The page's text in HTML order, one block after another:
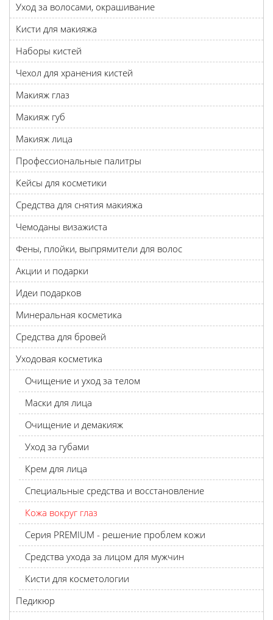
Уход за волосами, окрашивание
Кисти для макияжа
Наборы кистей
Чехол для хранения кистей
Макияж глаз
Макияж губ
Макияж лица
Профессиональные палитры
Кейсы для косметики
Средства для снятия макияжа
Чемоданы визажиста
Фены, плойки, выпрямители для волос
Акции и подарки
Идеи подарков
Минеральная косметика
Средства для бровей
Уходовая косметика
Очищение и уход за телом
Маски для лица
Очищение и демакияж
Уход за губами
Крем для лица
Специальные средства и восстановление
Кожа вокруг глаз
Серия PREMIUM - решение проблем кожи
Средства ухода за лицом для мужчин
Кисти для косметологии
Педикюр